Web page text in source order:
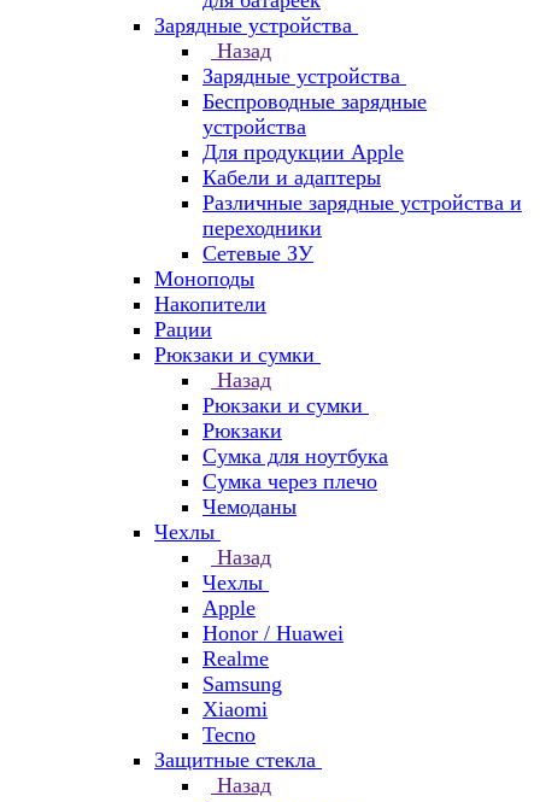
Зарядные устройства
Назад
Зарядные устройства
Беспроводные зарядные
устройства
Для продукции Apple
Кабели и адаптеры
Различные зарядные устройства и
переходники
Сетевые ЗУ
Моноподы
Накопители
Рации
Рюкзаки и сумки
Назад
Рюкзаки и сумки
Рюкзаки
Сумка для ноутбука
Сумка через плечо
Чемоданы
Чехлы
Назад
Чехлы
Apple
Honor / Huawei
Realme
Samsung
Xiaomi
Tecno
Защитные стекла
Назад